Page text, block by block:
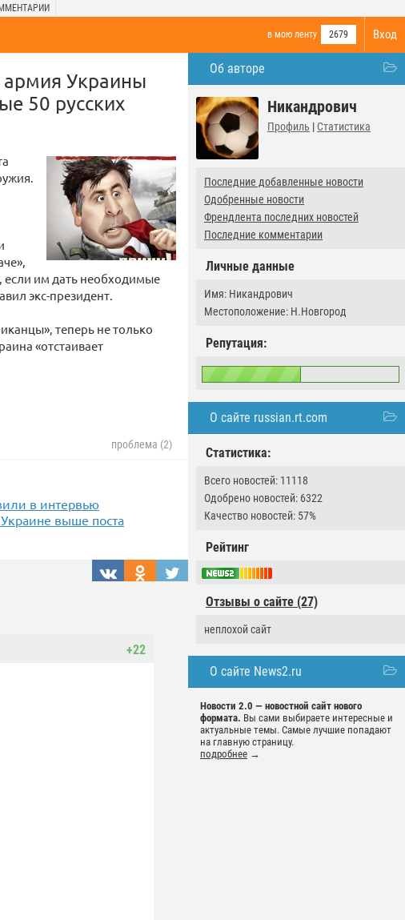
Вход
в мою ленту 2679
Об авторе
Никандрович
Профиль | Статистика
Последние добавленные новости
Одобренные новости
Френдлента последних новостей
Последние комментарии
Личные данные
Имя: Никандрович
Местоположение: Н.Новгород
Репутация:
О сайте russian.rt.com
Статистика:
Всего новостей: 11118
Одобрено новостей: 6322
Качество новостей: 57%
Рейтинг
Отзывы о сайте (27)
неплохой сайт
О сайте News2.ru
Новости 2.0 — новостной сайт нового
формата. Вы сами выбираете интересные и
актуальные темы. Самые лучшие попадают
на главную страницу.
подробнее →
Украины
50 русских
если им дать необходимые
экс-президент.
теперь не только
«отстаивает
проблема (2)
в интервью
выше поста
+22